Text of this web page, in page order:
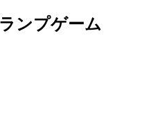
ンプゲーム